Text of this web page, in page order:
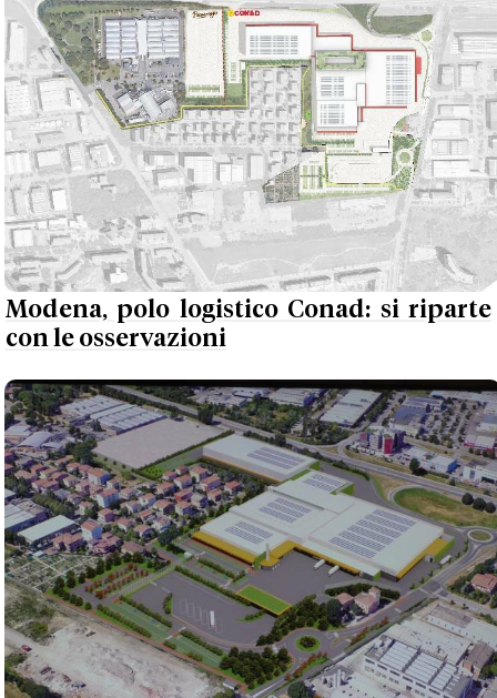
Modena, polo logistico Conad: si riparte
con le osservazioni